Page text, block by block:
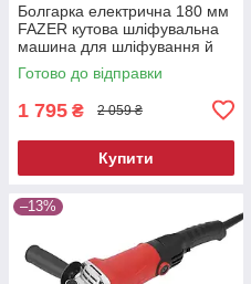
Болгарка електрична 180 мм
FAZER кутова шліфувальна
машина для шліфування й
відрізних робіт
Готово до відправки
1 795 ₴ 2 059 ₴
Купити
–13%